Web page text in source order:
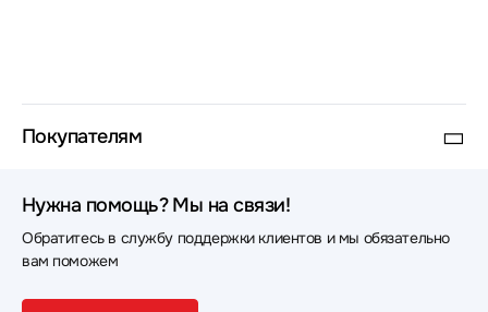
Покупателям
Нужна помощь? Мы на связи!
Обратитесь в службу поддержки клиентов и мы обязательно
вам поможем